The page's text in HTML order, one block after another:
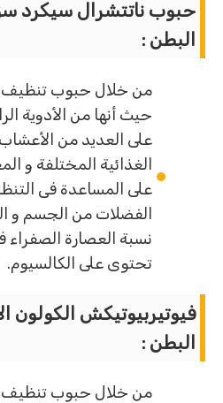
حبوب ناتتشرال سيكرد
البطن :
من خلال حبوب تنظيف
حيث أنها من الأدوية
على العديد من الأعشاب
الغذائية المختلفة و
على المساعدة فى
الفضلات من الجسم و
نسبة العصارة الصفراء
تحتوى على الكالسيوم.
فيوتيربيوتيكش الكولون
البطن :
من خلال حبوب تنظيف